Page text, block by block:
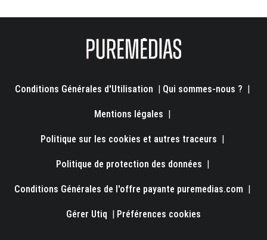
Conditions Générales d'Utilisation | Qui sommes-nous ? |
Mentions légales |
Politique sur les cookies et autres traceurs |
Politique de protection des données |
Conditions Générales de l'offre payante puremedias.com |
Gérer Utiq | Préférences cookies